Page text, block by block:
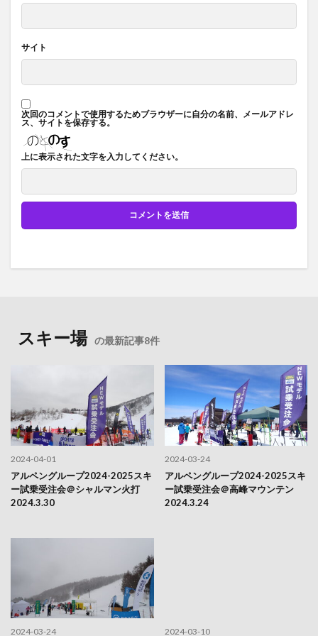
サイト
次回のコメントで使用するためブラウザーに自分の名前、メールアドレ
ス、サイトを保存する。
上に表示された文字を入力してください。
スキー場 の最新記事8件
2024-04-01
アルペングループ2024-2025スキ
ー試乗受注会＠シャルマン火打
2024.3.30
2024-03-24
アルペングループ2024-2025スキ
ー試乗受注会＠高峰マウンテン
2024.3.24
2024-03-24 2024-03-10